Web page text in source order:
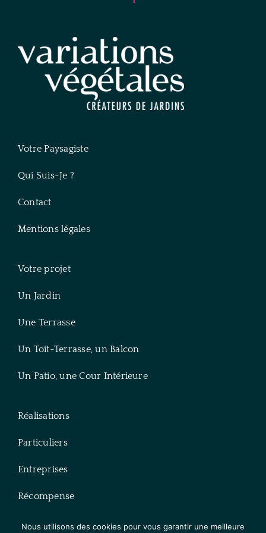
Votre Paysagiste
Qui Suis-Je ?
Contact
Mentions légales
Votre projet
Un Jardin
Une Terrasse
Un Toit-Terrasse, un Balcon
Un Patio, une Cour Intérieure
Réalisations
Particuliers
Entreprises
Récompense
Blog
Nous utilisons des cookies pour vous garantir une meilleure